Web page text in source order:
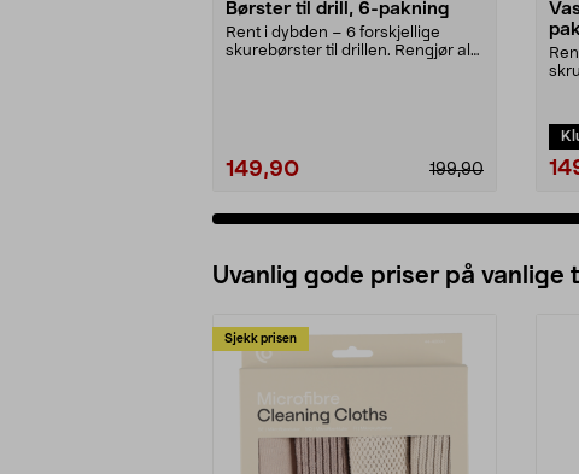
Børster til drill, 6-pakning
Rent i dybden – 6 forskjellige
skurebørster til drillen. Rengjør alt
149,90 199,90
Uvanlig gode priser på vanlige
Sjekk prisen